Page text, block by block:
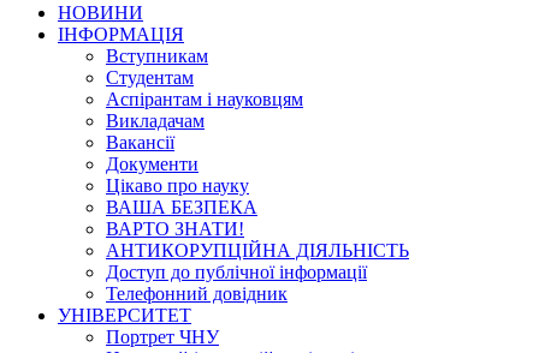
НОВИНИ
ІНФОРМАЦІЯ
Вступникам
Студентам
Аспірантам і науковцям
Викладачам
Вакансії
Документи
Цікаво про науку
ВАША БЕЗПЕКА
ВАРТО ЗНАТИ!
АНТИКОРУПЦІЙНА ДІЯЛЬНІСТЬ
Доступ до публічної інформації
Телефонний довідник
УНІВЕРСИТЕТ
Портрет ЧНУ